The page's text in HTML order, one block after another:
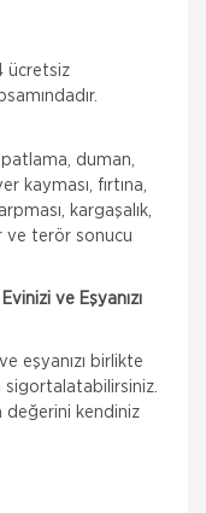
ücretsiz
duman,
kayması, fırtına,
kargaşalık,
ve terör sonucu
ve Eşyanızı
eşyanızı birlikte
sigortalatabilirsiniz.
değerini kendiniz